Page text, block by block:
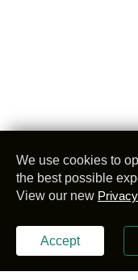
We use cookies to
the best possible
View our new
Accept